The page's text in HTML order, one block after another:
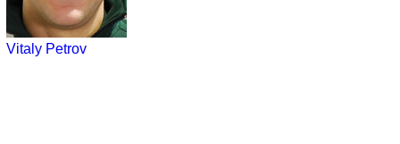
Vitaly Petrov